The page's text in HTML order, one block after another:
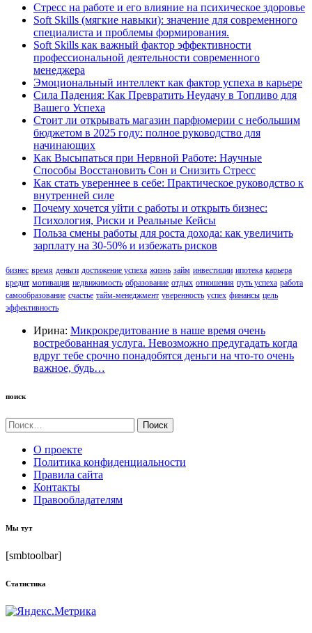
Стресс на работе и его влияние на психическое здоровье
Soft Skills (мягкие навыки): значение для современного
специалиста и проблемы формирования.
Soft Skills как важный фактор эффективности
профессиональной деятельности современного
менеджера
Эмоциональный интеллект как фактор успеха в карьере
Сила Падения: Как Превратить Неудачу в Топливо для
Вашего Успеха
Стоит ли открывать магазин парфюмерии с небольшим
бюджетом в 2025 году: полное руководство для
начинающих
Как Высыпаться при Нервной Работе: Научные
Способы Восстановить Сон и Снизить Стресс
Как стать увереннее в себе: Практическое руководство к
внутренней силе
Почему хочется уйти с работы и открыть бизнес:
Психология, Риски и Реальные Кейсы
Польза смены работы для роста дохода: как увеличить
зарплату на 30-50% и избежать рисков
бизнес время деньги достижение успеха жизнь займ инвестиции ипотека карьера
кредит мотивация недвижимость образование отдых отношения путь успеха работа
самообразование счастье тайм-менеджмент уверенность успех финансы цель
эффективность
Ирина: Микрокредитование в наше время очень
востребованная услуга. Невозможно предугадать когда
вдруг тебе срочно понадобятся деньги на что-то очень
важное, будь…
поиск
Найти:
О проекте
Политика конфиденциальности
Правила сайта
Контакты
Правообладателям
Мы тут
[smbtoolbar]
Статистика